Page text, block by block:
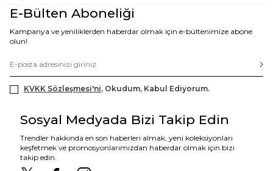
E-Bülten Aboneliği
Kampanya ve yeniliklerden haberdar olmak için e-bültenimize abone
olun!
KVKK Sözleşmesi'ni, Okudum, Kabul Ediyorum.
Sosyal Medyada Bizi Takip Edin
Trendler hakkında en son haberleri almak, yeni koleksiyonları
keşfetmek ve promosyonlarımızdan haberdar olmak için bizi
takip edin.